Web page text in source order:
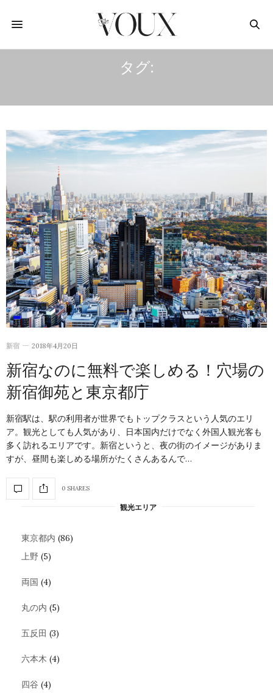
タグ:
新宿 2018年4月20日
新宿なのに無料で楽しめる！穴場の
新宿御苑と東京都庁
新宿駅は、駅の利用者が世界でもトップクラスという人気のエリ
ア。観光としても人気があり、日本国内だけでなく外国人観光客も
多く訪れるエリアです。新宿というと、夜の街のイメージがありま
すが、昼間も楽しめる場所がたくさんあるんで…
0 SHARES
観光エリア
東京都内 (86)
上野 (5)
両国 (4)
丸の内 (5)
五反田 (3)
六本木 (4)
四谷 (4)